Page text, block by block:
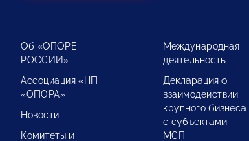
Об «ОПОРЕ
РОССИИ»
Ассоциация «НП
«ОПОРА»
Новости
Комитеты и
Международная
деятельность
Декларация о
взаимодействии
крупного бизнеса
с субъектами
МСП